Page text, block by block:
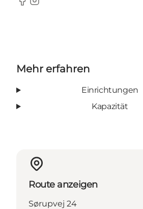
Facebook
Instagram
Mehr erfahren
Einrichtungen
Kapazität
Route anzeigen
Sørupvej 24